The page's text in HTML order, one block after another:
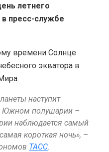
летнего
пресс-службе
времени Солнце
экватора в
наступит
Южном полушарии –
наблюдается самый
короткая ночь», –
ТАСС